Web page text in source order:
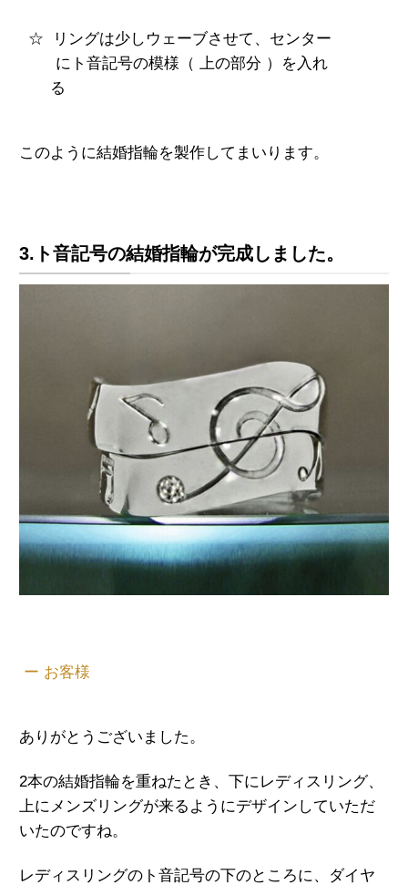
☆ リングは少しウェーブさせて、センター
にト音記号の模様（ 上の部分 ）を入れ
る
このように結婚指輪を製作してまいります。
3.ト音記号の結婚指輪が完成しました。
ー お客様
ありがとうございました。
2本の結婚指輪を重ねたとき、下にレディスリング、
上にメンズリングが来るようにデザインしていただ
いたのですね。
レディスリングのト音記号の下のところに、ダイヤ